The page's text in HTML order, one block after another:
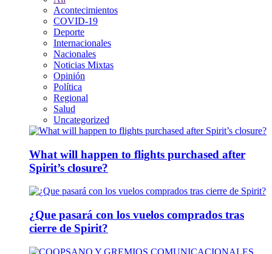
Acontecimientos
COVID-19
Deporte
Internacionales
Nacionales
Noticias Mixtas
Opinión
Política
Regional
Salud
Uncategorized
What will happen to flights purchased after
Spirit’s closure?
¿Que pasará con los vuelos comprados tras
cierre de Spirit?